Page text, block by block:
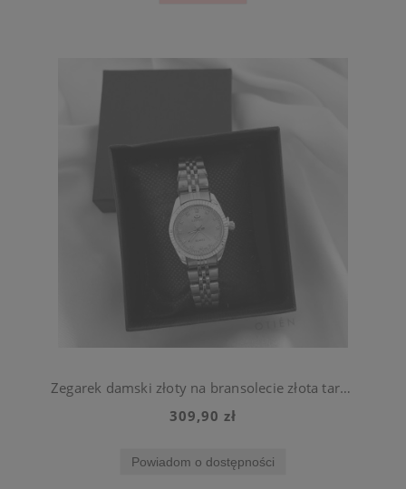
Zegarek damski złoty na bransolecie złota tarcza ze stali chirurgiczna
309,90 zł
Powiadom o dostępności